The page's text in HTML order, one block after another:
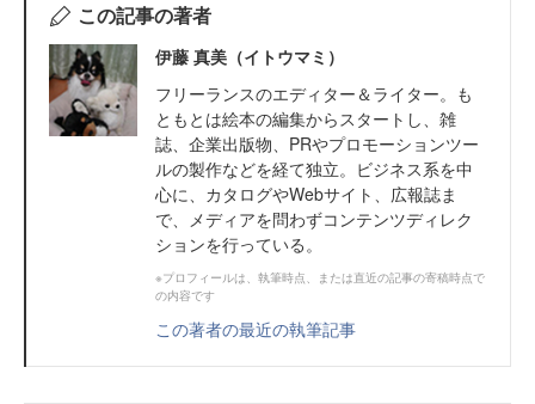
この記事の著者
伊藤 真美（イトウマミ）
フリーランスのエディター＆ライター。も
ともとは絵本の編集からスタートし、雑
誌、企業出版物、PRやプロモーションツー
ルの製作などを経て独立。ビジネス系を中
心に、カタログやWebサイト、広報誌ま
で、メディアを問わずコンテンツディレク
ションを行っている。
※プロフィールは、執筆時点、または直近の記事の寄稿時点で
の内容です
この著者の最近の執筆記事